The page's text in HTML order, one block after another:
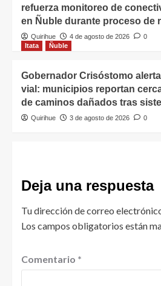
refuerza monitoreo de
en Ñuble durante proceso de
Quirihue 4 de agosto de 2026
0
Itata
Ñuble
Gobernador Crisóstomo
vial: municipios reportan
de caminos dañados tras
Quirihue 3 de agosto de 2026 0
Deja una respuesta
Tu dirección de correo
Los campos obligatorios están
Comentario *